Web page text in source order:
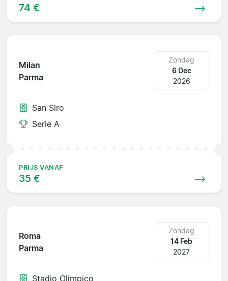
74 €
Milan
Parma
Zondag
6 Dec
2026
San Siro
Serie A
PRIJS VANAF
35 €
Roma
Parma
Zondag
14 Feb
2027
Stadio Olimpico